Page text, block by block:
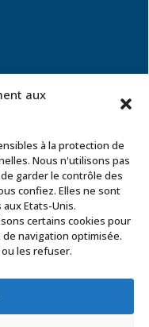
aux
à la protection de
Nous n'utilisons pas
garder le contrôle des
confiez. Elles ne sont
Etats-Unis.
certains cookies pour
navigation optimisée.
les refuser.
Le Plessis Pâté
solutions.com